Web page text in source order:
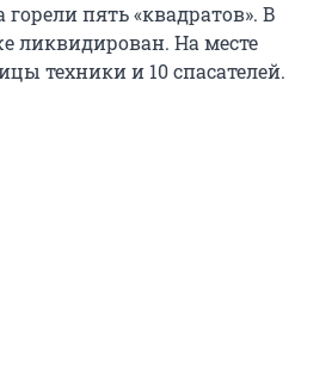
горели пять «квадратов». В
ликвидирован. На месте
техники и 10 спасателей.